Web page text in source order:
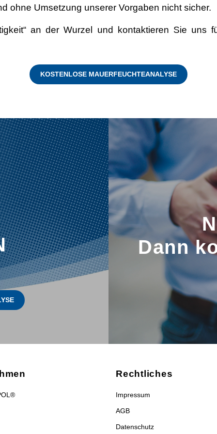
ohne Umsetzung unserer Vorgaben nicht sicher.
an der Wurzel und kontaktieren Sie uns
KOSTENLOSE MAUERFEUCHTEANALYSE
Dann
Rechtliches
Impressum
AGB
Datenschutz